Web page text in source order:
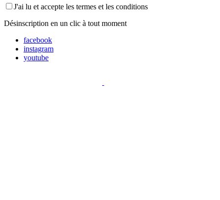
J'ai lu et accepte les termes et les conditions
Désinscription en un clic à tout moment
facebook
instagram
youtube